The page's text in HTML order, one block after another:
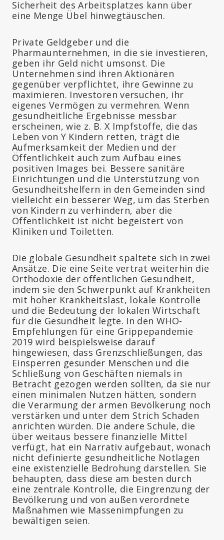
Sicherheit des Arbeitsplatzes kann über
eine Menge Übel hinwegtäuschen.
Private Geldgeber und die
Pharmaunternehmen, in die sie investieren,
geben ihr Geld nicht umsonst. Die
Unternehmen sind ihren Aktionären
gegenüber verpflichtet, ihre Gewinne zu
maximieren. Investoren versuchen, ihr
eigenes Vermögen zu vermehren. Wenn
gesundheitliche Ergebnisse messbar
erscheinen, wie z. B. X Impfstoffe, die das
Leben von Y Kindern retten, trägt die
Aufmerksamkeit der Medien und der
Öffentlichkeit auch zum Aufbau eines
positiven Images bei. Bessere sanitäre
Einrichtungen und die Unterstützung von
Gesundheitshelfern in den Gemeinden sind
vielleicht ein besserer Weg, um das Sterben
von Kindern zu verhindern, aber die
Öffentlichkeit ist nicht begeistert von
Kliniken und Toiletten.
Die globale Gesundheit spaltete sich in zwei
Ansätze. Die eine Seite vertrat weiterhin die
Orthodoxie der öffentlichen Gesundheit,
indem sie den Schwerpunkt auf Krankheiten
mit hoher Krankheitslast, lokale Kontrolle
und die Bedeutung der lokalen Wirtschaft
für die Gesundheit legte. In den WHO-
Empfehlungen für eine Grippepandemie
2019 wird beispielsweise darauf
hingewiesen, dass Grenzschließungen, das
Einsperren gesunder Menschen und die
Schließung von Geschäften niemals in
Betracht gezogen werden sollten, da sie nur
einen minimalen Nutzen hätten, sondern
die Verarmung der armen Bevölkerung noch
verstärken und unter dem Strich Schaden
anrichten würden. Die andere Schule, die
über weitaus bessere finanzielle Mittel
verfügt, hat ein Narrativ aufgebaut, wonach
nicht definierte gesundheitliche Notlagen
eine existenzielle Bedrohung darstellen. Sie
behaupten, dass diese am besten durch
eine zentrale Kontrolle, die Eingrenzung der
Bevölkerung und von außen verordnete
Maßnahmen wie Massenimpfungen zu
bewältigen seien.